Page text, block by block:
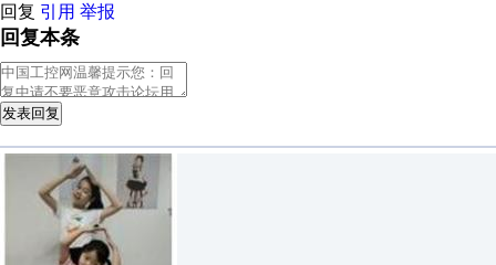
回复 引用 举报
回复本条
发表回复